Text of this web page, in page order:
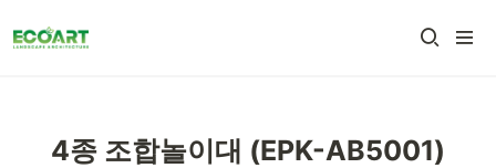
4종 조합놀이대 (EPK-AB5001)